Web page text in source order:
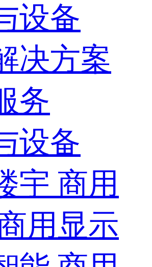
设备
决方案
务
设备
宇 商用
用显示